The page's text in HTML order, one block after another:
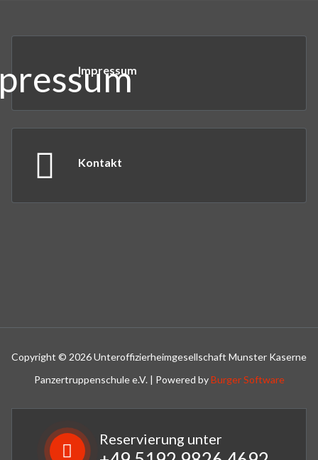
Impressum
Kontakt
Copyright © 2026 Unteroffizierheimgesellschaft Munster Kaserne
Panzertruppenschule e.V. | Powered byBurger Software
Reservierung unter